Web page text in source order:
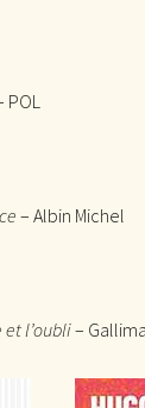
POL
– Albin Michel
et l’oubli–